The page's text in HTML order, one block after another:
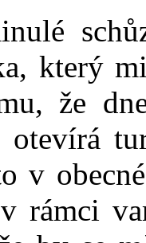
který
že
v
rámci